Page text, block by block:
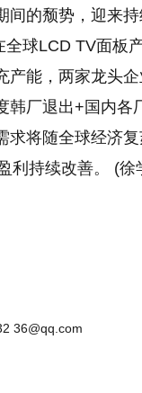
间的颓势，迎来
球LCD TV面板
能，两家龙头企
韩厂退出+国内
求将随全球经济
利持续改善。 (徐
36@qq.com